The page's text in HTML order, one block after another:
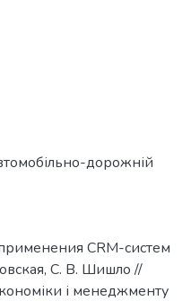
дорожній
CRM-систем
С. В. Шишло //
і менеджменту